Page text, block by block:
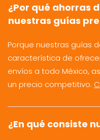
¿Por qué ahorras
nuestras guías
Porque nuestras guías
característica de
envíos a todo México,
un precio competitivo.
¿En qué consiste